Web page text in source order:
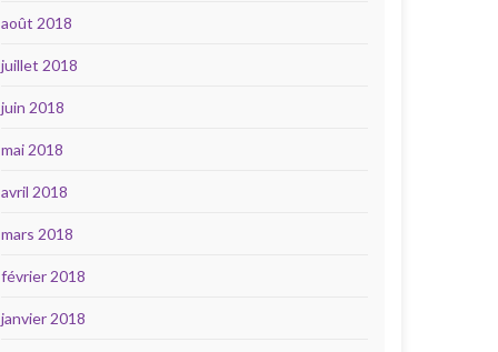
août 2018
juillet 2018
juin 2018
mai 2018
avril 2018
mars 2018
février 2018
janvier 2018